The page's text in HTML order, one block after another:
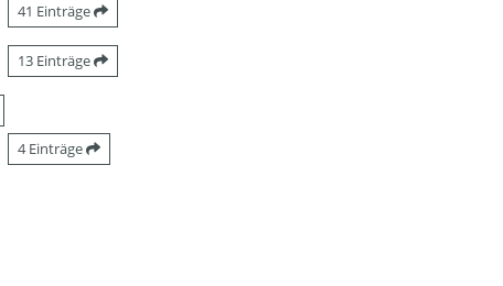
41 Einträge
13 Einträge
4 Einträge